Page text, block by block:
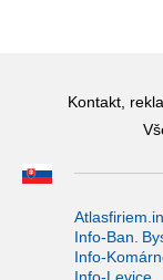
Kontakt,
Info-Ban.
Info-
Info-Levice